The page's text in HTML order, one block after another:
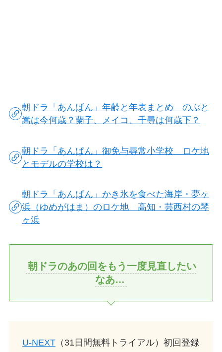
朝ドラ「あんぱん」年齢と年表まとめ のぶと
嵩は今何歳？蘭子、メイコ、千尋は何歳下？
朝ドラ「あんぱん」御免与尋常小学校 ロケ地
とモデルの学校は？
朝ドラ「あんぱん」かき氷を食べた海岸・夢ヶ
浜（ゆめがはま）のロケ地 高知・芸西村の琴
ヶ浜
朝ドラのあの回をもう一度見直したい
なあ…
U-NEXT（31日間無料トライアル）初回登録